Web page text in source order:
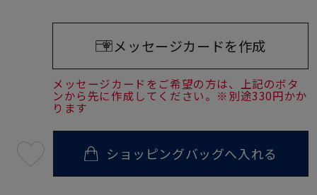
メッセージカードを作成
メッセージカードをご希望の方は、上記のボタ
ンから先に作成してください。※別途330円かか
ります
08
ショッピングバッグへ入れる